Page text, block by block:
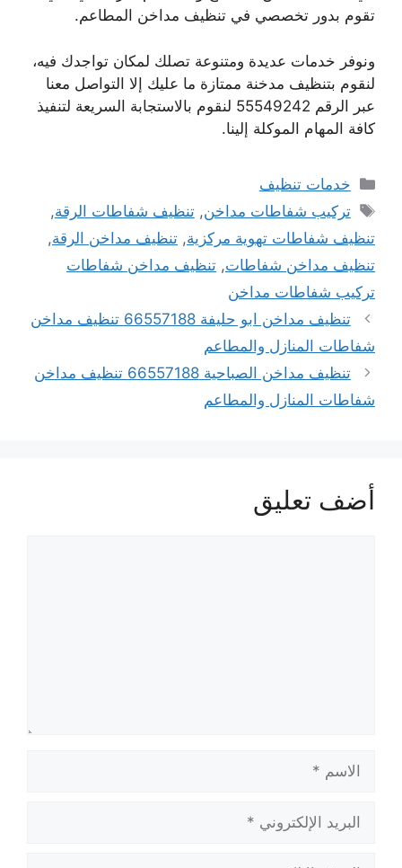
تقوم بدور تخصصي في تنظيف مداخن المطاعم.
ونوفر خدمات عديدة ومتنوعة تصلك لمكان تواجدك فيه،
لنقوم بتنظيف مدخنة ممتازة ما عليك إلا التواصل معنا
عبر الرقم 55549242 لنقوم بالاستجابة السريعة لتنفيذ
كافة المهام الموكلة إلينا.
التصنيفات
خدمات تنظيف
الوسوم
تركيب شفاطات مداخن,تنظيف شفاطات الرقة,
تنظيف شفاطات تهوية مركزية, تنظيف مداخن الرقة,
تنظيف مداخن شفاطات, تنظيف مداخن شفاطات
تركيب شفاطات مداخن
تنظيف مداخن ابو حليفة 66557188 تنظيف مداخن
شفاطات المنازل والمطاعم
تنظيف مداخن الصباحية 66557188 تنظيف مداخن
شفاطات المنازل والمطاعم
أضف تعليق
الإلكتروني